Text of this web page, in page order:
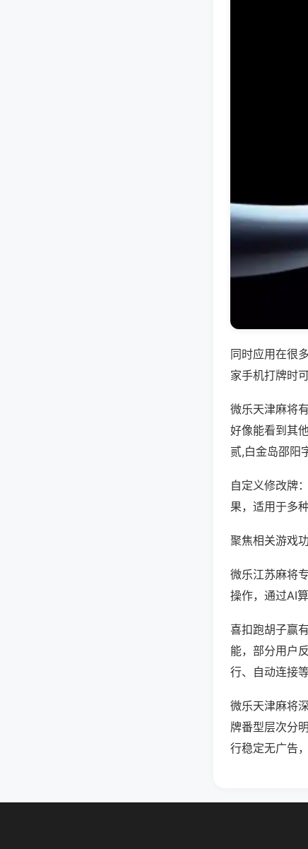
同时应用在很
家手机打牌时
微乐天津麻将
好像能看到其
贰,白金岛邵阳
自定义修改牌
果，适用于多
聚焦相关游戏
微乐江苏麻将
操作，通过AI
喜扣跑胡子赢
能，部分用户
行、自动连接
微乐天津麻将
牌番型层次分
行稳定无广告